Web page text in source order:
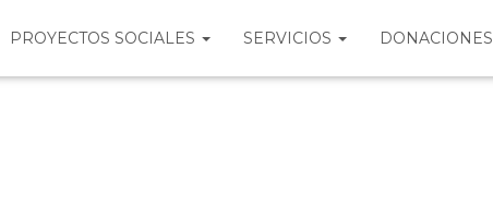
PROYECTOS SOCIALES SERVICIOS DONACIONES